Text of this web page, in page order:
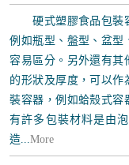
硬式塑膠食品包裝容
例如瓶型、盤型、盆型
容易區分。另外還有其
的形狀及厚度，可以作
裝容器，例如蛤殼式容
有許多包裝材料是由
造...More